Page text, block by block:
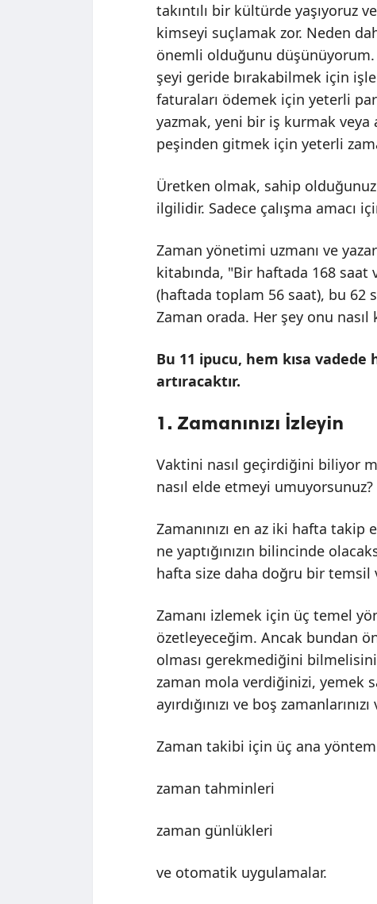
takıntılı bir kültürde yaşıyoruz
kimseyi suçlamak zor. Neden
önemli olduğunu
şeyi geride bırakabilmek için
faturaları ödemek için yeterli
yazmak, yeni bir iş kurmak
peşinden gitmek için yeterli
Üretken olmak, sahip
ilgilidir. Sadece çalışma amacı
Zaman yönetimi uzmanı ve
kitabında, "Bir haftada 168 saat
(haftada toplam 56 saat), bu 62
Zaman orada. Her şey onu nasıl
Bu 11 ipucu, hem kısa
artıracaktır.
1. Zamanınızı İzleyin
Vaktini nasıl geçirdiğini biliyor
nasıl elde etmeyi umuyorsunuz?
Zamanınızı en az iki hafta
ne yaptığınızın bilincinde
hafta size daha doğru bir temsil
Zamanı izlemek için üç temel
özetleyeceğim. Ancak bundan
olması gerekmediğini
zaman mola verdiğinizi, yemek
ayırdığınızı ve boş
Zaman takibi için üç ana
zaman tahminleri
zaman günlükleri
ve otomatik uygulamalar.